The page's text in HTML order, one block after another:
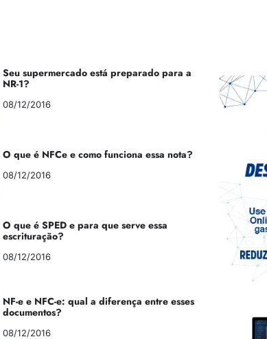
Seu supermercado está preparado para a
NR-1?
08/12/2016
O que é NFCe e como funciona essa nota?
08/12/2016
O que é SPED e para que serve essa
escrituração?
08/12/2016
NF-e e NFC-e: qual a diferença entre esses
documentos?
08/12/2016